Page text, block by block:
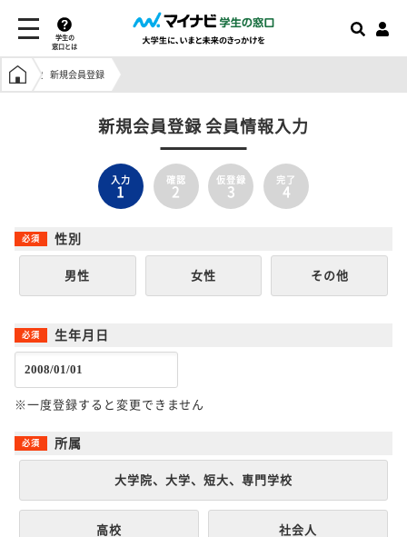
学生の
窓口とは
学生の窓口トップ
新規会員登録
新規会員登録 会員情報入力
入力
1
確認
2
仮登録
3
完了
4
性別
男性 女性 その他
生年月日
※一度登録すると変更できません
所属
大学院、大学、短大、専門学校
高校 社会人